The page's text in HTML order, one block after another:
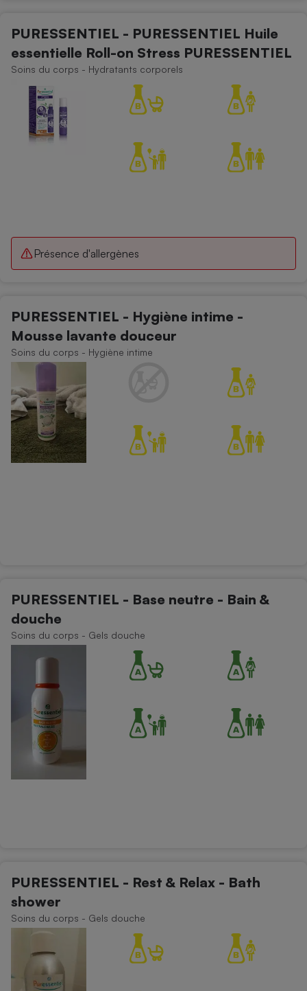
PURESSENTIEL - PURESSENTIEL Huile
essentielle Roll-on Stress PURESSENTIEL
Soins du corps - Hydratants corporels
Présence d'allergènes
PURESSENTIEL - Hygiène intime -
Mousse lavante douceur
Soins du corps - Hygiène intime
PURESSENTIEL - Base neutre - Bain &
douche
Soins du corps - Gels douche
PURESSENTIEL - Rest & Relax - Bath
shower
Soins du corps - Gels douche